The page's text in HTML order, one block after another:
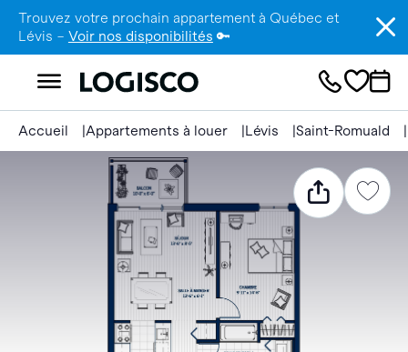
Trouvez votre prochain appartement à Québec et
Lévis – Voir nos disponibilités 🔑
Accueil Appartements à louer Lévis Saint-Romuald